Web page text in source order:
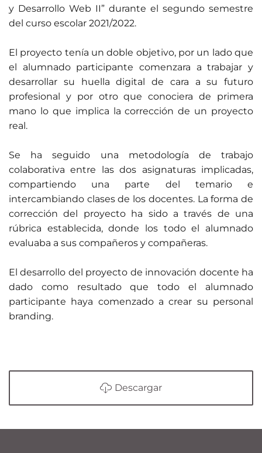
y Desarrollo Web II” durante el segundo semestre
del curso escolar 2021/2022.
El proyecto tenía un doble objetivo, por un lado que
el alumnado participante comenzara a trabajar y
desarrollar su huella digital de cara a su futuro
profesional y por otro que conociera de primera
mano lo que implica la corrección de un proyecto
real.
Se ha seguido una metodología de trabajo
colaborativa entre las dos asignaturas implicadas,
compartiendo una parte del temario e
intercambiando clases de los docentes. La forma de
corrección del proyecto ha sido a través de una
rúbrica establecida, donde los todo el alumnado
evaluaba a sus compañeros y compañeras.
El desarrollo del proyecto de innovación docente ha
dado como resultado que todo el alumnado
participante haya comenzado a crear su personal
branding.
Descargar